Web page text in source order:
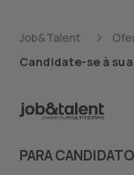
Job&Talent
Candidate-se à
PARA